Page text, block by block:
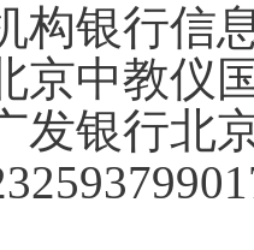
构银行信
京中教仪
发银行北